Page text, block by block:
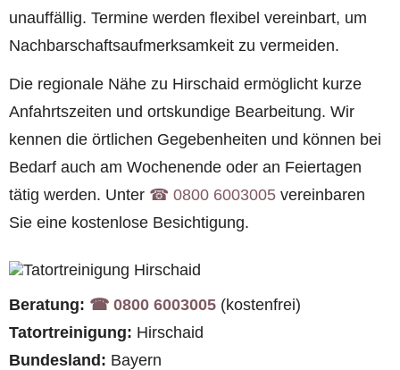
unauffällig. Termine werden flexibel vereinbart, um
Nachbarschaftsaufmerksamkeit zu vermeiden.
Die regionale Nähe zu Hirschaid ermöglicht kurze
Anfahrtszeiten und ortskundige Bearbeitung. Wir
kennen die örtlichen Gegebenheiten und können bei
Bedarf auch am Wochenende oder an Feiertagen
tätig werden. Unter ☎︎ 0800 6003005 vereinbaren
Sie eine kostenlose Besichtigung.
Beratung: ☎︎ 0800 6003005 (kostenfrei)
Tatortreinigung: Hirschaid
Bundesland: Bayern